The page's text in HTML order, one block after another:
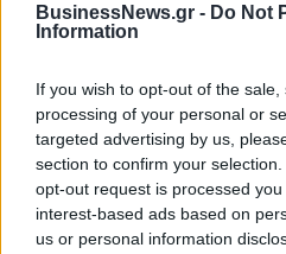
BusinessNews.gr - Do Not
Information
If you wish to opt-out of the
processing of your personal or
targeted advertising by us,
section to confirm your
opt-out request is processed
interest-based ads based on
us or personal information
Ευρωπαϊκό Κορασίδων: Άνετη
νίκη της Ελλάδας στην
ΕΛΣΤΑΤ: Στο 3,4% υποχώρησε ο